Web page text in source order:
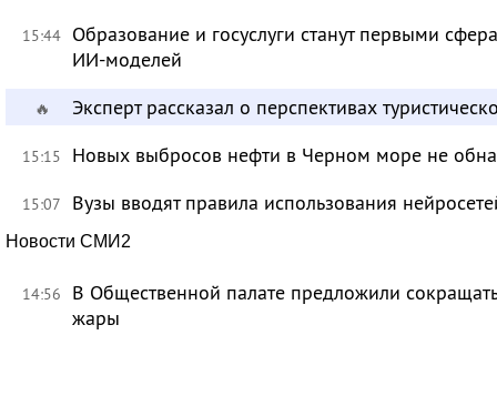
15:44 Образование и госуслуги станут первыми
ИИ-моделей
🔥 Эксперт рассказал о перспективах
15:15 Новых выбросов нефти в Черном море не
15:07 Вузы вводят правила использования
Новости СМИ2
14:56
В Общественной палате предложили
жары